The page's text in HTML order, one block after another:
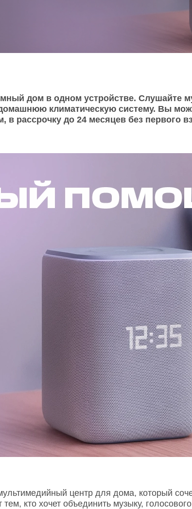
realme 14
TCL 60
vivo V
дом в одном устройстве. Слушайте
климатическую систему. Вы
до 24 месяцев без первого
центр для дома, который
кто хочет объединить музыку,